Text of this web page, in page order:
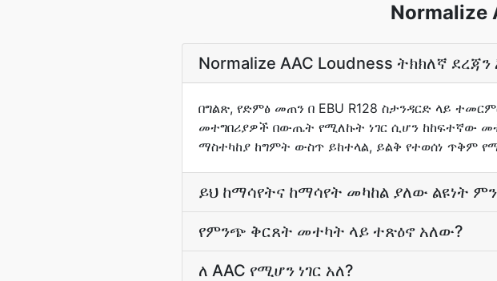
Normalize AAC Loudness ትክክለኛ
በግልጽ, የድምፅ መጠን በ EBU R128 ስታንዳርድ ላይ
መተግበሪያዎች በውጤት የሚለኩት ነገር ሲሆን ከከፍተኛው
ማስተካከያ ከግምት ውስጥ ይከተላል, ይልቅ የተወሰነ ጥቅም
ይህ ከማሳየትና ከማሳየት መካከል ያለው ልዩነት
የምንጭ ቅርጸት መተካት ላይ ተጽዕኖ አለው?
ለ AAC የሚሆን ነገር አለ?